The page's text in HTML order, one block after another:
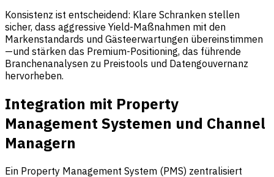
Konsistenz ist entscheidend: Klare Schranken stellen
sicher, dass aggressive Yield-Maßnahmen mit den
Markenstandards und Gästeerwartungen übereinstimmen
—und stärken das Premium-Positioning, das führende
Branchenanalysen zu Preistools und Datengouvernanz
hervorheben.
Integration mit Property
Management Systemen und Channel
Managern
Ein Property Management System (PMS) zentralisiert